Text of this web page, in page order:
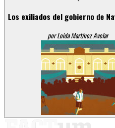
Los exiliados del gobierno de
por Loida Martínez Avelar